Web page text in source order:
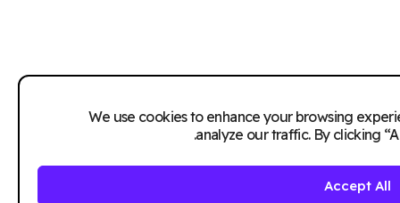
We use cookies to enhance your browsing
analyze our traffic. By clicking
Accept All